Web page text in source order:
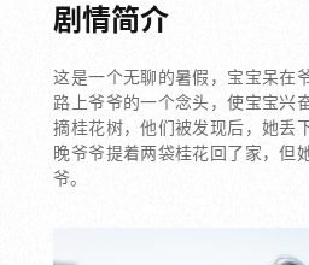
剧情简介
这是一个无聊的暑假，宝宝呆在
路上爷爷的一个念头，使宝宝兴
摘桂花树，他们被发现后，她丢
晚爷爷提着两袋桂花回了家，但
爷。